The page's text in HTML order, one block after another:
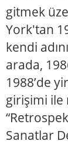
gitmek
York'tan
kendi
arada,
1988’de
girişimi ile
Sanatlar